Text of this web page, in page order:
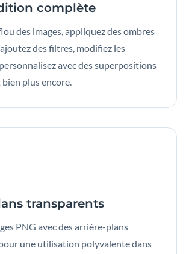
complète
des images, appliquez des ombres
des filtres, modifiez les
avec des superpositions
plus encore.
transparents
PNG avec des arrière-plans
une utilisation polyvalente dans